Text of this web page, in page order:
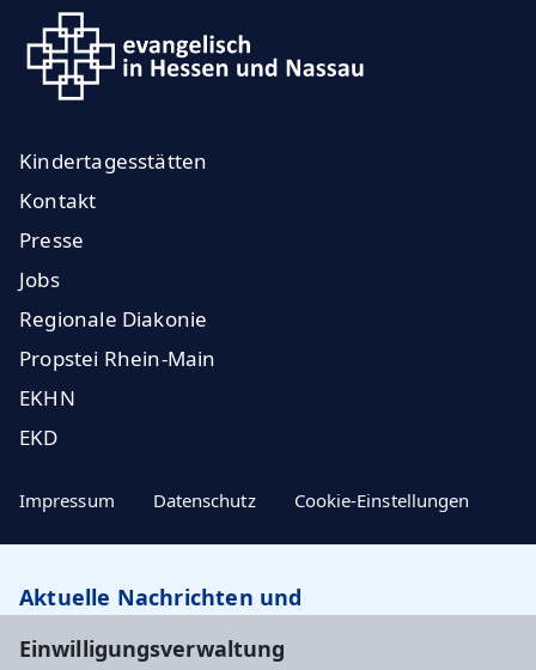
Einwilligungsverwaltung
Kindertagesstätten
Kontakt
Presse
Jobs
Regionale Diakonie
Propstei Rhein-Main
EKHN
EKD
Impressum Datenschutz Cookie-Einstellungen
Aktuelle Nachrichten und